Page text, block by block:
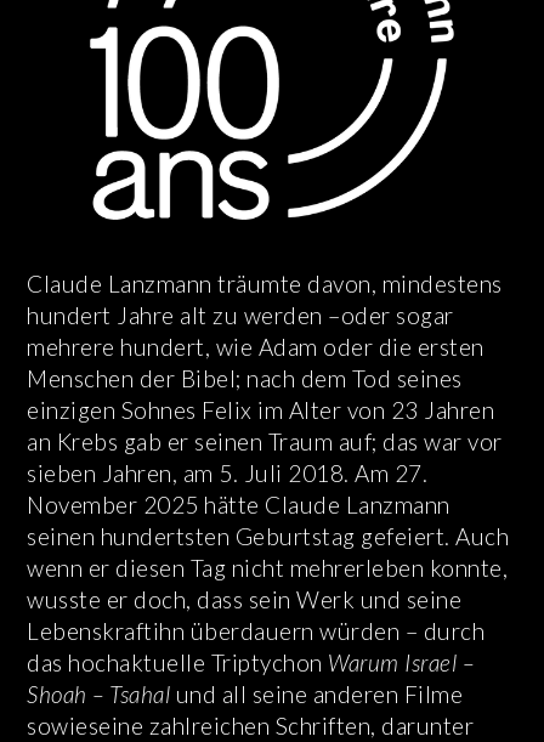
Claude Lanzmann träumte davon, mindestens
hundert Jahre alt zu werden –oder sogar
mehrere hundert, wie Adam oder die ersten
Menschen der Bibel; nach dem Tod seines
einzigen Sohnes Felix im Alter von 23 Jahren
an Krebs gab er seinen Traum auf; das war vor
sieben Jahren, am 5. Juli 2018. Am 27.
November 2025 hätte Claude Lanzmann
seinen hundertsten Geburtstag gefeiert. Auch
wenn er diesen Tag nicht mehrerleben konnte,
wusste er doch, dass sein Werk und seine
Lebenskraftihn überdauern würden – durch
das hochaktuelle Triptychon Warum Israel –
Shoah – Tsahal und all seine anderen Filme
sowieseine zahlreichen Schriften, darunter